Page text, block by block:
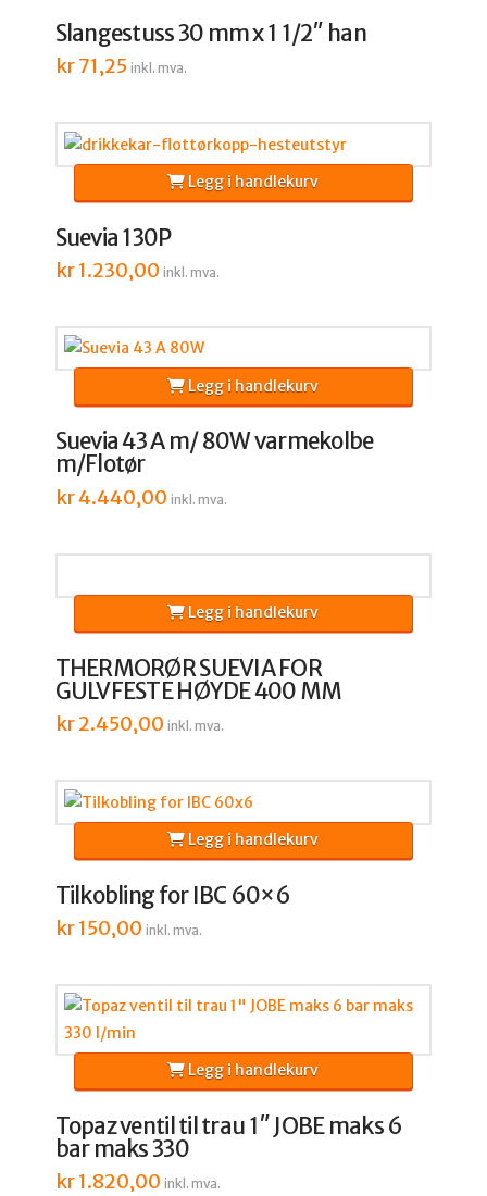
Slangestuss 30 mm x 1 1/2″ han
kr71,25 inkl. mva.
Suevia 130P
kr1.230,00 inkl. mva.
Legg i handlekurv
Suevia 43 A m/ 80W varmekolbe
m/Flotør
kr4.440,00 inkl. mva.
Legg i handlekurv
THERMORØR SUEVIA FOR
GULVFESTE HØYDE 400 MM
kr2.450,00 inkl. mva.
Legg i handlekurv
Tilkobling for IBC 60×6
kr150,00 inkl. mva.
Legg i handlekurv
Topaz ventil til trau 1″ JOBE maks 6
bar maks 330
kr1.820,00 inkl. mva.
Legg i handlekurv